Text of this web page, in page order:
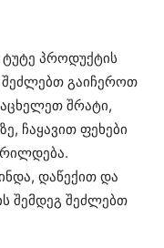
პროდუქტის
შეძლებთ გაიჩეროთ
შრატი,
ჩაყავით ფეხები
დაწექით და
შემდეგ შეძლებთ